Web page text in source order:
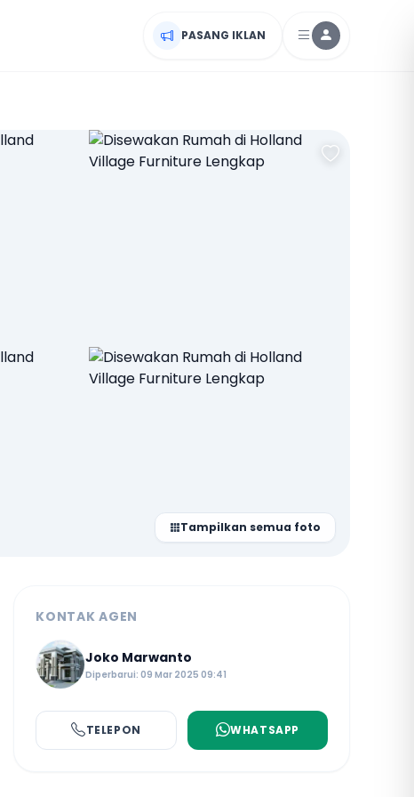
PASANG IKLAN
Tampilkan semua foto
KONTAK AGEN
Joko Marwanto
Diperbarui: 09 Mar 2025 09:41
TELEPON WHATSAPP